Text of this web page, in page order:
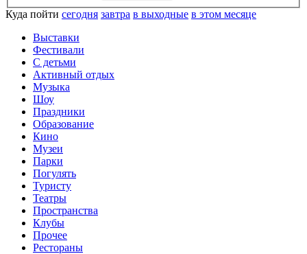
Куда пойти сегодня завтра в выходные в этом месяце
Выставки
Фестивали
С детьми
Активный отдых
Музыка
Шоу
Праздники
Образование
Кино
Музеи
Парки
Погулять
Туристу
Театры
Пространства
Клубы
Прочее
Рестораны